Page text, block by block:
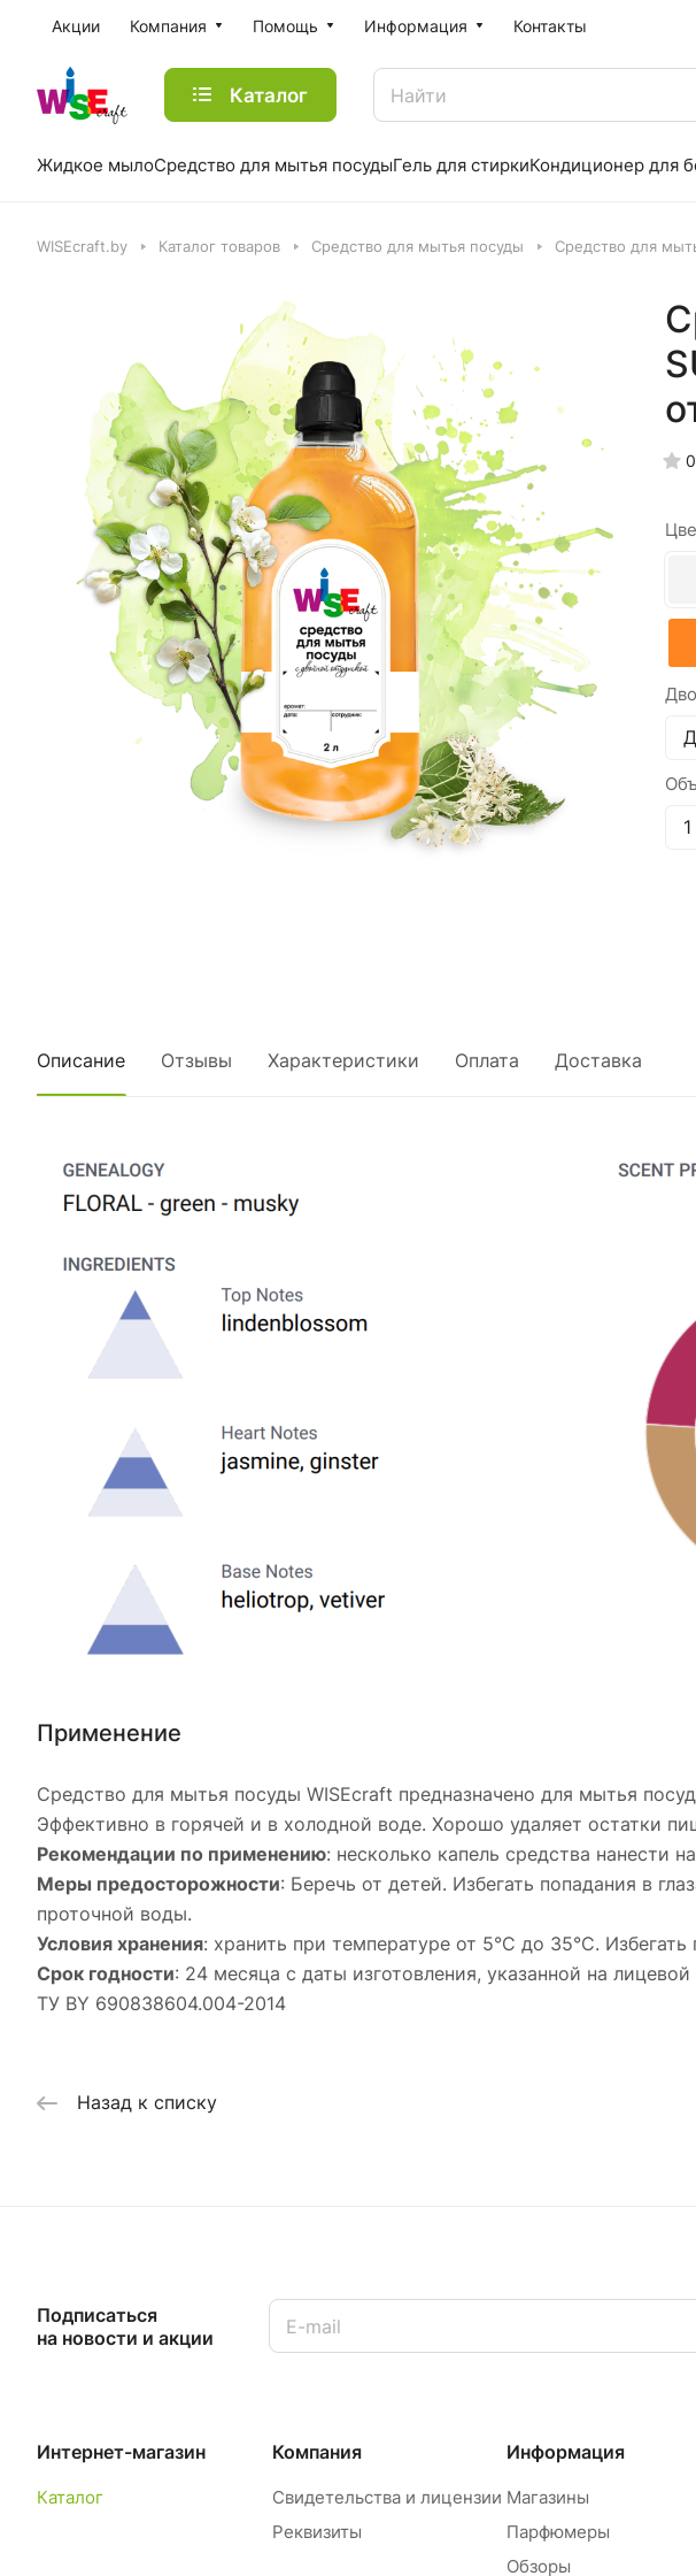
Акции Компания Помощь Информация Контакты
Каталог
Жидкое мылоСредство для мытья посудыГель для стиркиКондиционер для
WISEcraft.by Каталог товаров Средство для мытья посуды Средство для
0
Описание Отзывы Характеристики Оплата Доставка
Применение
Средство для мытья посуды WISEcraft предназначено для мытья
Эффективно в горячей и в холодной воде. Хорошо удаляет остатки
Рекомендации по применению: несколько капель средства нанести
Меры предосторожности: Беречь от детей. Избегать попадания в
проточной воды.
Условия хранения: хранить при температуре от 5°С до 35°С.
Срок годности: 24 месяца с даты изготовления, указанной на
ТУ BY 690838604.004-2014
Назад к списку
Подписаться
на новости и акции
Интернет-магазин
Каталог
Компания
Свидетельства и лицензии
Реквизиты
Информация
Магазины
Парфюмеры
Обзоры